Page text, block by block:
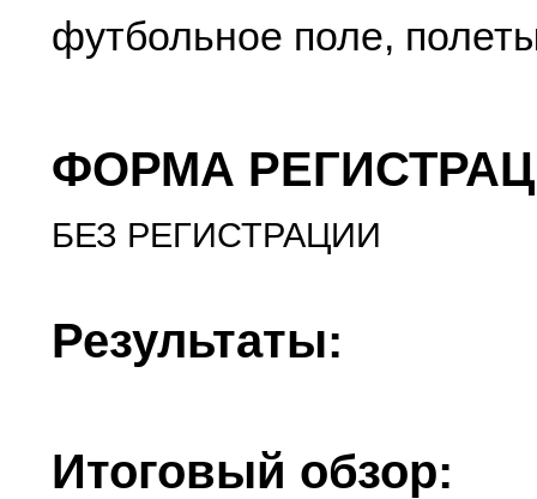
футбольное поле,
ФОРМА
БЕЗ РЕГИСТРАЦИИ
Результаты:
Итоговый обзор: